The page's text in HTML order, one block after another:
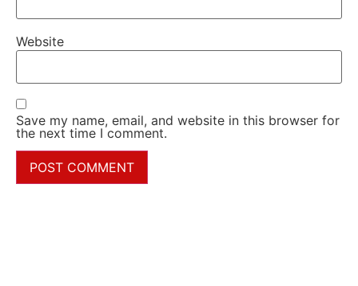
Website
Save my name, email, and website in this browser for
the next time I comment.